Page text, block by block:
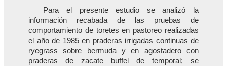
Para el presente estudio se analizó la
información recabada de las pruebas de
comportamiento de toretes en pastoreo realizadas
el año de 1985 en praderas irrigadas continuas de
ryegrass sobre bermuda y en agostadero con
praderas de zacate buffel de temporal; se